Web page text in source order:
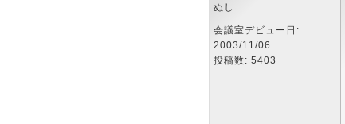
ぬし
会議室デビュー日:
2003/11/06
投稿数: 5403